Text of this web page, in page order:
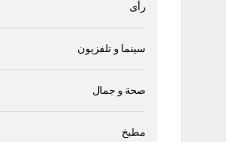
رأى
سينما و تلفزيون
صحة و جمال
مطبخ